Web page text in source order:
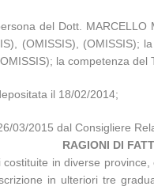
del Dott.
(OMISSIS),
la competenza
il 18/02/2014;
03/2015 dal Consigliere
RAGIONI DI
in diverse
in ulteriori tre